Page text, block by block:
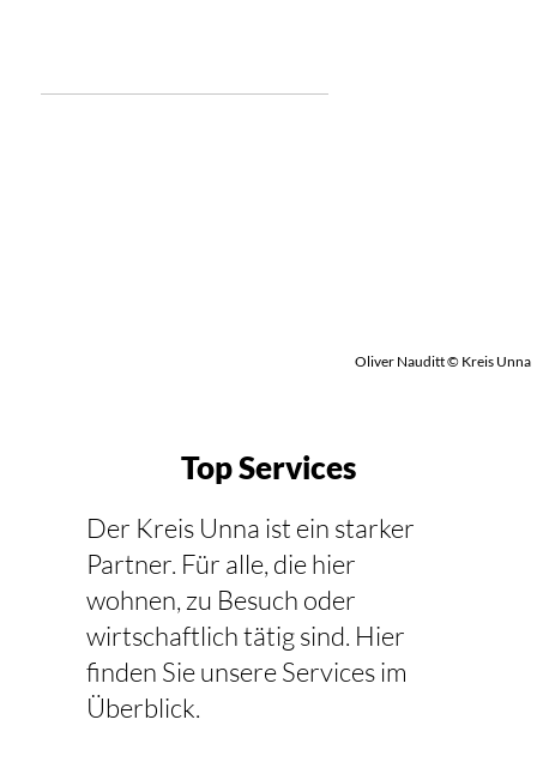
Oliver Nauditt © Kreis Unna
Top Services
Der Kreis Unna ist ein starker
Partner. Für alle, die hier
wohnen, zu Besuch oder
wirtschaftlich tätig sind. Hier
finden Sie unsere Services im
Überblick.